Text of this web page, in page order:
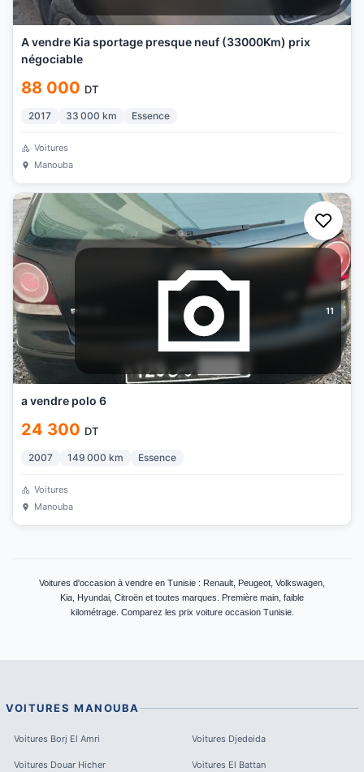
A vendre Kia sportage presque neuf (33000Km) prix
négociable
88 000 DT
2017 33 000 km Essence
Voitures
Manouba
11
a vendre polo 6
24 300 DT
2007 149 000 km Essence
Voitures
Manouba
Voitures d'occasion à vendre en Tunisie : Renault, Peugeot, Volkswagen,
Kia, Hyundai, Citroën et toutes marques. Première main, faible
kilométrage. Comparez les prix voiture occasion Tunisie.
VOITURES MANOUBA
Voitures Borj El Amri Voitures Djedeida
Voitures Douar Hicher Voitures El Battan